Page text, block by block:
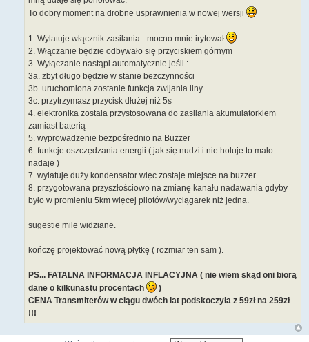
To dobry moment na drobne usprawnienia w nowej wersji
1. Wylatuje włącznik zasilania - mocno mnie irytował
2. Włączanie będzie odbywało się przyciskiem górnym
3. Wyłączanie nastąpi automatycznie jeśli :
3a. zbyt długo będzie w stanie bezczynności
3b. uruchomiona zostanie funkcja zwijania liny
3c. przytrzymasz przycisk dłużej niż 5s
4. elektronika została przystosowana do zasilania akumulatorkiem
zamiast baterią
5. wyprowadzenie bezpośrednio na Buzzer
6. funkcje oszczędzania energii ( jak się nudzi i nie holuje to mało
nadaje )
7. wylatuje duży kondensator więc zostaje miejsce na buzzer
8. przygotowana przyszłościowo na zmianę kanału nadawania gdyby
było w promieniu 5km więcej pilotów/wyciągarek niż jedna.
sugestie mile widziane.
kończę projektować nową płytkę ( rozmiar ten sam ).
PS... FATALNA INFORMACJA INFLACYJNA ( nie wiem skąd oni biorą
dane o kilkunastu procentach
)
CENA Transmiterów w ciągu dwóch lat podskoczyła z 59zł na 259zł
!!!